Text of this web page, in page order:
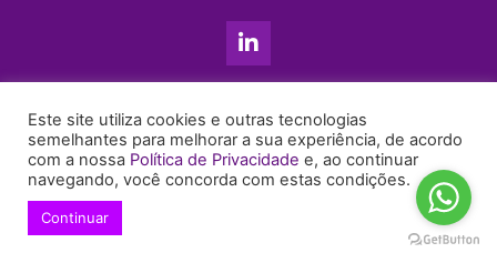
L
i
n
e
d
i
n
+55 11 99655-6439
enyruberti@ruberticonsultoria.com.br
Este site utiliza cookies e outras tecnologias
semelhantes para melhorar a sua experiência, de acordo
com a nossa Política de Privacidade e, ao continuar
navegando, você concorda com estas condições.
Continuar